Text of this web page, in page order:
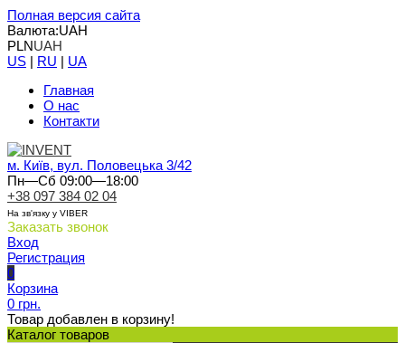
Полная версия сайта
Валюта:UAH
PLNUAH
US | RU | UA
Главная
О нас
Контакти
м. Київ, вул. Половецька 3/42
Пн—Сб 09:00—18:00
+38 097 384 02 04
На зв'язку у VIBER
Заказать звонок
Вход
Регистрация
0
Корзина
0 грн.
Товар добавлен в корзину!
Каталог товаров